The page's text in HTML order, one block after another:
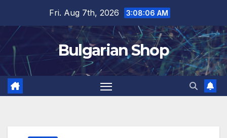
content
Fri. Aug 7th, 2026 3:08:07 AM
Bulgarian Shop